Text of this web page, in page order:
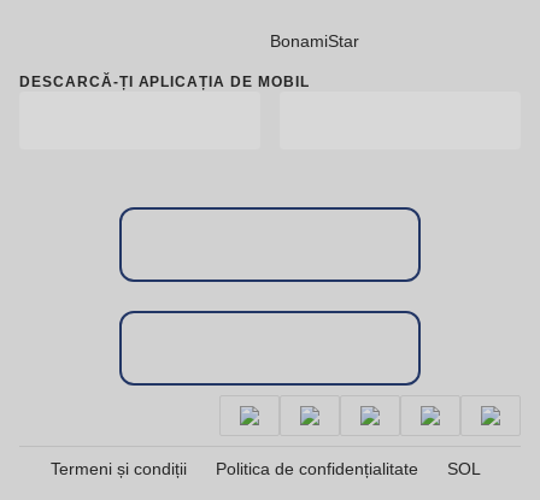
BonamiStar
DESCARCĂ-ȚI APLICAȚIA DE MOBIL
Termeni și condiții Politica de confidențialitate SOL